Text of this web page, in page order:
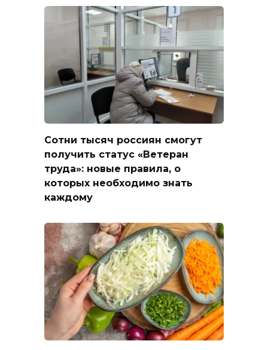
Сотни тысяч россиян смогут
получить статус «Ветеран
труда»: новые правила, о
которых необходимо знать
каждому